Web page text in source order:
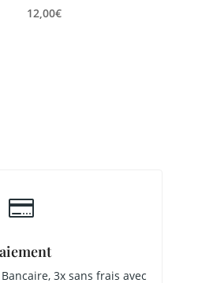
12,00€

3x sans frais avec